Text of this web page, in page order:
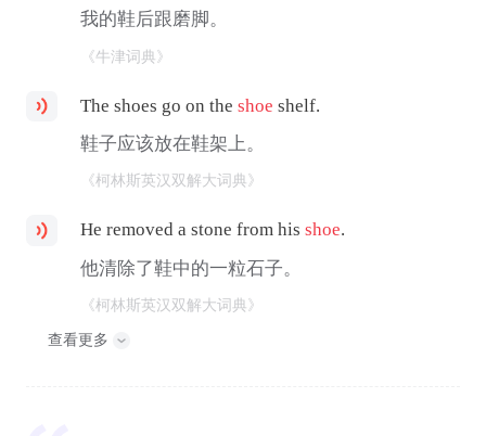
我的鞋后跟磨脚。
《牛津词典》
The shoes go on theshoe shelf.
鞋子应该放在鞋架上。
《柯林斯英汉双解大词典》
He removed a stone from hisshoe.
他清除了鞋中的一粒石子。
《柯林斯英汉双解大词典》
查看更多